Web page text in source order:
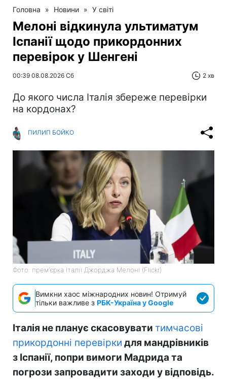
Головна » Новини » У світі
Мелоні відкинула ультиматум
Іспанії щодо прикордонних
перевірок у Шенгені
00:39 08.08.2026 Сб 2 хв
До якого числа Італія збереже перевірки
на кордонах?
ПИЛИП БОЙКО
Фото: прем'єрка Італії Джорджа Мелоні (Flickr)
Вимкни хаос міжнародних новин! Отримуй
тільки важливе з РБК-Україна у Google
Італія не планує скасовувати тимчасові
прикордонні перевірки для мандрівників
з Іспанії, попри вимоги Мадрида та
погрози запровадити заходи у відповідь.